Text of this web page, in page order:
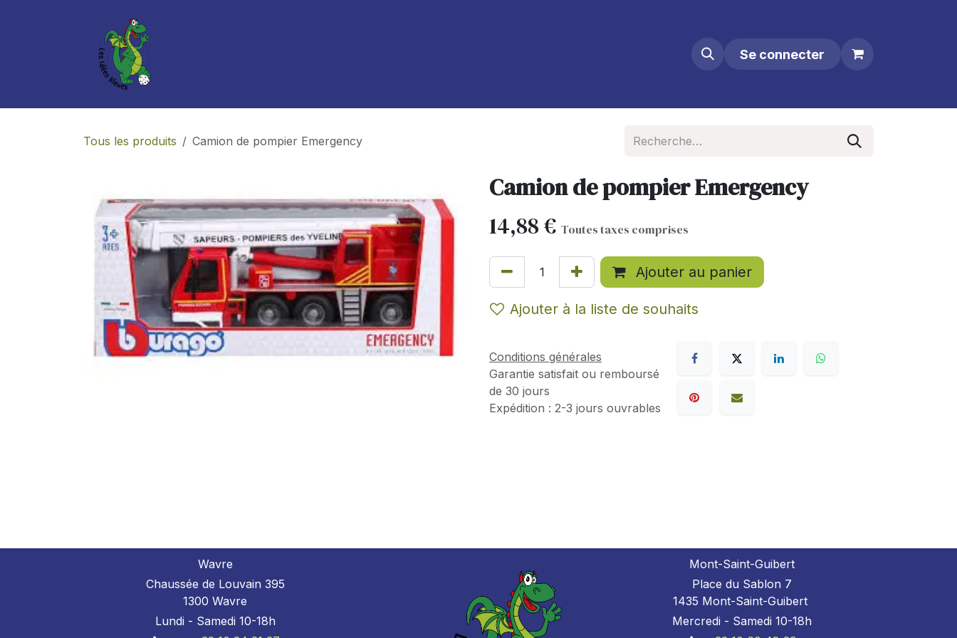
Se connecter
Tous les produits Camion de pompier Emergency
Camion de pompier Emergency
14,88€ Toutes taxes comprises
Ajouter au panier
Ajouter à la liste de souhaits
Conditions générales
Garantie satisfait ou remboursé
de 30 jours
Expédition : 2-3 jours ouvrables
Wavre
Chaussée de Louvain 395
1300 Wavre
Lundi - Samedi 10-18h
Mont-Saint-Guibert
Place du Sablon 7
1435 Mont-Saint-Guibert
Mercredi - Samedi 10-18h